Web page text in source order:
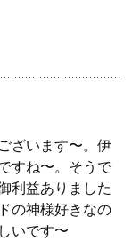
ざいます〜。伊
すね〜。そうで
利益ありました
の神様好きなの
いです〜